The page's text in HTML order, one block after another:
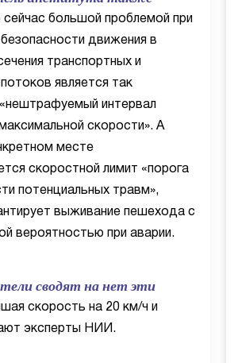
сейчас большой проблемой при
движения в
транспортных и
является так
интервал
скорости». А
месте
скоростной лимит «порога
потенциальных травм»,
выживание пешехода с
вероятностью при аварии.
сводят на нет эти
скорость на 20 км/ч и
эксперты НИИ.